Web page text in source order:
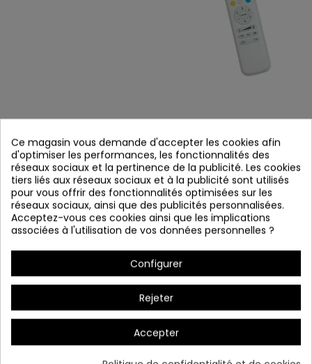
Référence 54340
En stock
Ventilateur KUBAN
Ce magasin vous demande d'accepter les cookies afin
d'optimiser les performances, les fonctionnalités des
réseaux sociaux et la pertinence de la publicité. Les cookies
tiers liés aux réseaux sociaux et à la publicité sont utilisés
pour vous offrir des fonctionnalités optimisées sur les
réseaux sociaux, ainsi que des publicités personnalisées.
Acceptez-vous ces cookies ainsi que les implications
associées à l'utilisation de vos données personnelles ?
Configurer
Rejeter
Accepter